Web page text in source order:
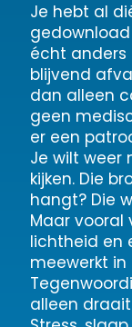
Je hebt al
écht anders
blijvend
dan alleen
geen
er een
Je wilt weer
kijken. Die
hangt? Die
Maar vooral
lichtheid en
meewerkt
alleen